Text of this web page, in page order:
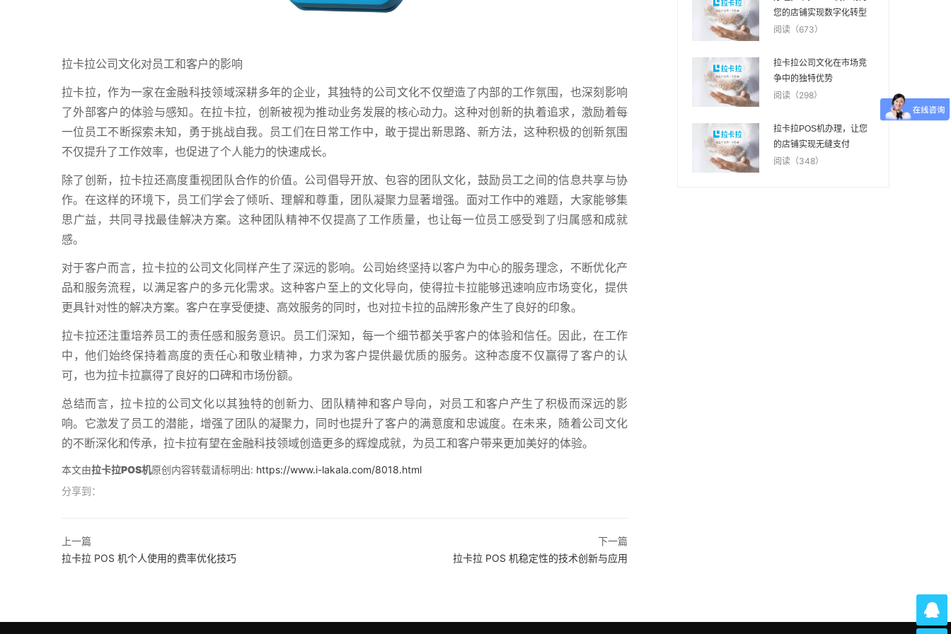
拉卡拉公司文化对员工和客户的影响
拉卡拉，作为一家在金融科技领域深耕多年的企业，其独特的公司文化不仅塑造了内部的工作氛围，也深刻影响
了外部客户的体验与感知。在拉卡拉，创新被视为推动业务发展的核心动力。这种对创新的执着追求，激励着每
一位员工不断探索未知，勇于挑战自我。员工们在日常工作中，敢于提出新思路、新方法，这种积极的创新氛围
不仅提升了工作效率，也促进了个人能力的快速成长。
除了创新，拉卡拉还高度重视团队合作的价值。公司倡导开放、包容的团队文化，鼓励员工之间的信息共享与协
作。在这样的环境下，员工们学会了倾听、理解和尊重，团队凝聚力显著增强。面对工作中的难题，大家能够集
思广益，共同寻找最佳解决方案。这种团队精神不仅提高了工作质量，也让每一位员工感受到了归属感和成就
感。
对于客户而言，拉卡拉的公司文化同样产生了深远的影响。公司始终坚持以客户为中心的服务理念，不断优化产
品和服务流程，以满足客户的多元化需求。这种客户至上的文化导向，使得拉卡拉能够迅速响应市场变化，提供
更具针对性的解决方案。客户在享受便捷、高效服务的同时，也对拉卡拉的品牌形象产生了良好的印象。
拉卡拉还注重培养员工的责任感和服务意识。员工们深知，每一个细节都关乎客户的体验和信任。因此，在工作
中，他们始终保持着高度的责任心和敬业精神，力求为客户提供最优质的服务。这种态度不仅赢得了客户的认
可，也为拉卡拉赢得了良好的口碑和市场份额。
总结而言，拉卡拉的公司文化以其独特的创新力、团队精神和客户导向，对员工和客户产生了积极而深远的影
响。它激发了员工的潜能，增强了团队的凝聚力，同时也提升了客户的满意度和忠诚度。在未来，随着公司文化
的不断深化和传承，拉卡拉有望在金融科技领域创造更多的辉煌成就，为员工和客户带来更加美好的体验。
本文由拉卡拉POS机原创内容转载请标明出: https://www.i-lakala.com/8018.html
分享到：
上一篇
拉卡拉 POS 机个人使用的费率优化技巧
下一篇
拉卡拉 POS 机稳定性的技术创新与应用
您的店铺实现数字化转型
阅读（673）
拉卡拉公司文化在市场竞
争中的独特优势
阅读（298）
拉卡拉POS机办理，让您
的店铺实现无缝支付
阅读（348）